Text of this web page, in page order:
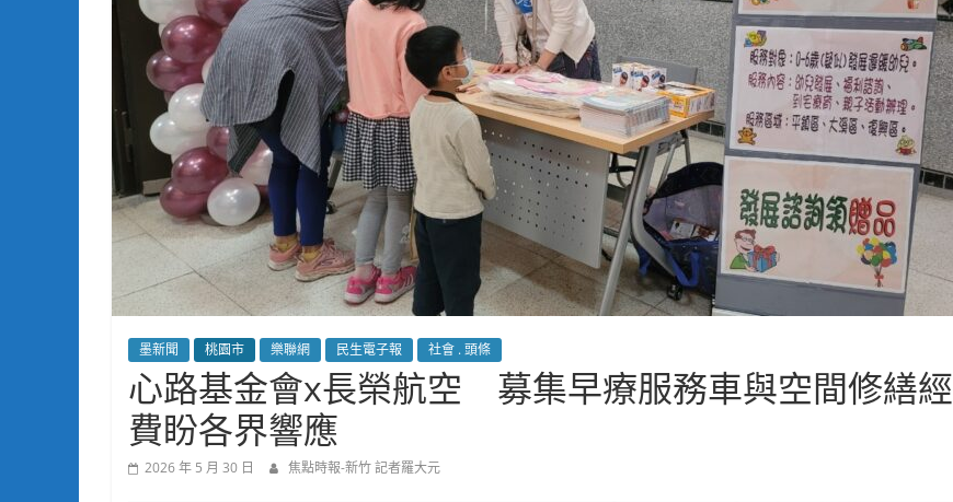
墨新聞 桃園市 樂聯網 民生電子報 社會 . 頭條
心路基金會x長榮航空 募集早療服務車與空間修繕經
費盼各界響應
2026 年 5 月 30 日 焦點時報-新竹 記者羅大元